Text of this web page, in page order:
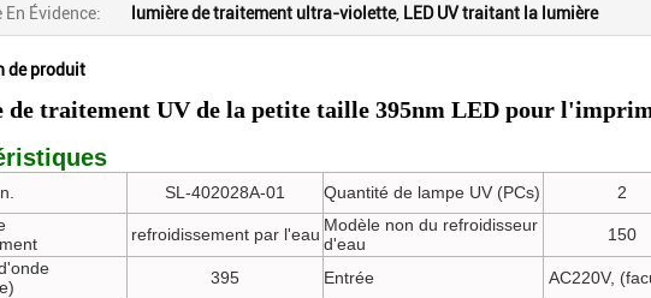
En Évidence: lumière de traitement ultra-violette, LED UV traitant la lumière
de produit
de traitement UV de la petite taille 395nm LED pour
SL-402028A-01 Quantité de lampe UV (PCs)
2
refroidissement par l'eau Modèle non du refroidisseur
d'eau
150
395 Entrée
AC220V,